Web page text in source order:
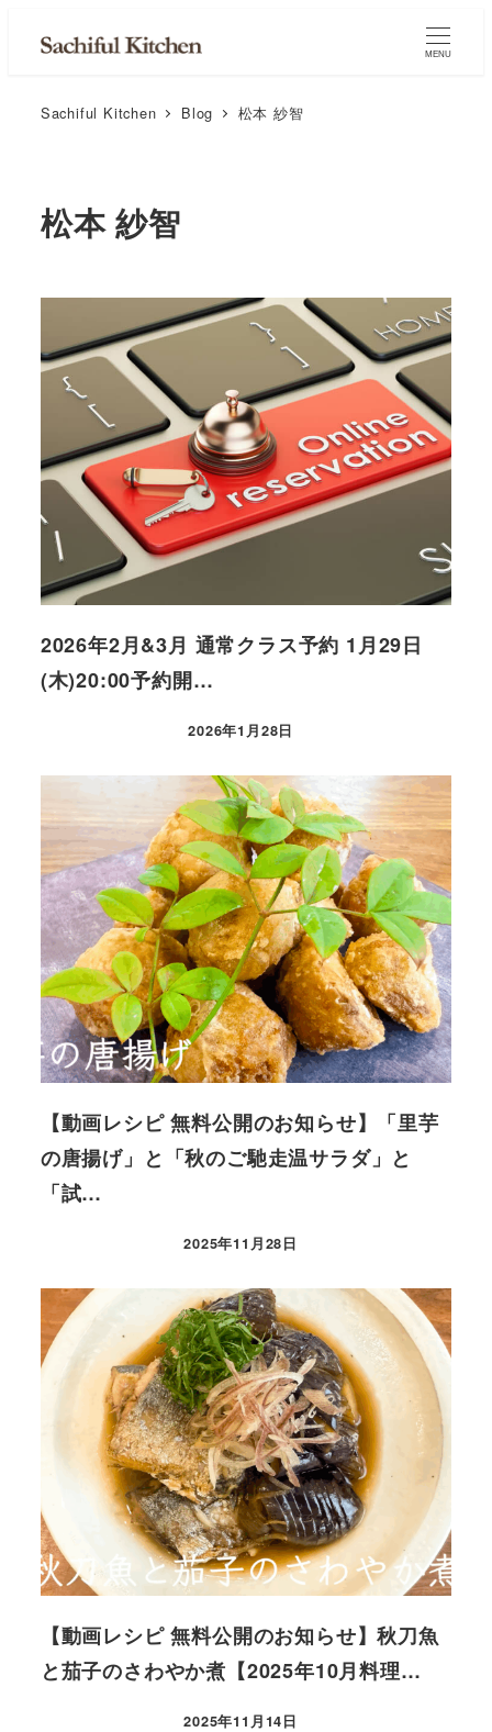
MENU
Sachiful Kitchen Blog 松本 紗智
松本 紗智
2026年2月&3月 通常クラス予約 1月29日
(木)20:00予約開…
2026年1月28日
【動画レシピ 無料公開のお知らせ】「里芋
の唐揚げ」と「秋のご馳走温サラダ」と
「試…
2025年11月28日
【動画レシピ 無料公開のお知らせ】秋刀魚
と茄子のさわやか煮【2025年10月料理…
2025年11月14日